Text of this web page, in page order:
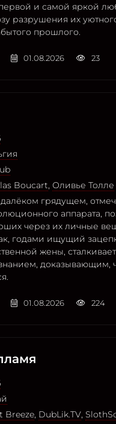
и самой яркой
разрушения их
прошлого.
01.08.2026 23
Boucart, Оливье Толле
грядущем,
аппарата,
через их личные
годами ищущий
жены,
доказывающим,
01.08.2026 224
Breeze, DubLik.TV,